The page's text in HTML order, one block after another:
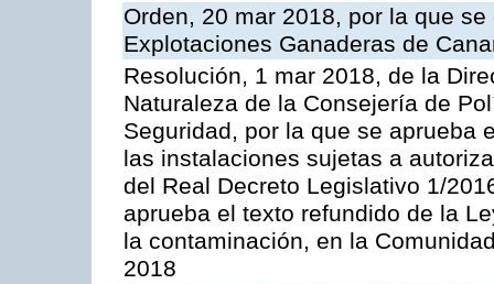
Orden, 20 mar 2018, por la que
Explotaciones Ganaderas de
Resolución, 1 mar 2018, de la
Naturaleza de la Consejería de
Seguridad, por la que se aprueba
las instalaciones sujetas a
del Real Decreto Legislativo 1/
aprueba el texto refundido de la
la contaminación, en la
2018